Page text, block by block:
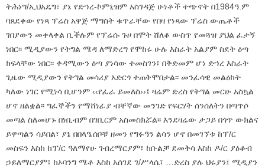
ትሕነግ/ኢህአዴግ፣ ያኔ የድኀረ-ኮምኒዝም አስገዳጅ ሁነቶች ተጭኖት በ1984ዓ.ም
ባጸደቀው የነጻ ፕሬስ አዋጅ ማግስት ቁጥራቸው የበዛ የነጻው ፕሬስ ውጤቶች
ገበያውን መቀላቀል ቢችሉም የፕሬሱ ጉዞ በሞት ሸለቆ ውስጥ የመጓዝ ያህል ፈታኝ
ነበር፡፡ ሚዲያውን የትግል ሜዳ ለማድረግ የሞከሩ ሁሉ እስራት አልያም ስደት ዕጣ
ክፍላቸው ነበር፡፡ ቀዳሚውን ዕጣ ያነሳው ተመስገን፣ በቅድመም ሆነ ድኀረ እስራት
ጊዜው ሚዲያውን የትግል መሳሪያ አድርጎ ተጠቅሞበታል፡፡ መንፈሳዊ መልዕክት
ካለው ነገር የሚነሳ ቢሆንም ‹‹የፈራ ይመለስ››፤ ዛሬም ድረስ የትግል መርሁ አስኳል
ሆኖ ዘልቋል፡፡ ግፈኞችን የማሸነፊያ ብቸኛው መንገድ የፍርሃት ሰንሰለትን በጣጥሶ
መጣል ስለመሆኑ በነቢብም በገቢርም አስመስክሯል፡፡ እንደዛሬው ታጋይ በጎጥ ውክልና
ይዋጣልን ሳይበል፣ ያኔ በበላዔሰቦቹ ዘመን የግፉዓን ልሳን ሆኖ በመገኘቱ ከፕ/ር
መስፍን እስከ ከፕ/ር ዓለማየሁ ገብረማርያም፣ ከቡልቻ ደመቅሳ እስከ ዶ/ር ያዕቆብ
ኃይለማርያም፣ ከኦባንግ ሜቶ እስከ አሰገደ ገ/ሥላሴ፣ …ድረስ ያሉ ህሩያን፤ ሚዲያን